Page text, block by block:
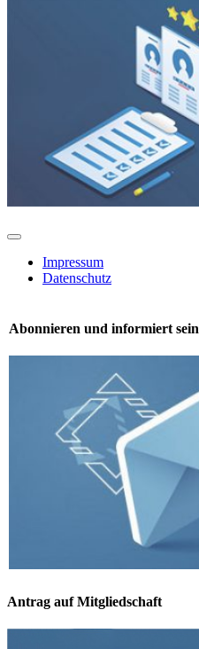
Toggle
NavigationImpressum
Datenschutz
Abonnieren und informiert sein
Antrag auf Mitgliedschaft